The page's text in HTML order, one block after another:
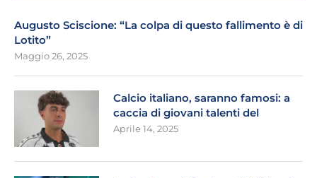
Augusto Sciscione: “La colpa di questo fallimento è di
Lotito”
Maggio 26, 2025
Calcio italiano, saranno famosi: a
caccia di giovani talenti del
Aprile 14, 2025